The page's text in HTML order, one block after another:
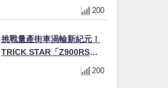
YECVT三段降檔×YZF-R設計
×15PS，最接近超跑的155cc
200
挑戰量產街車渦輪新紀元！
TRICK STAR「Z900RS
TURBO Project」直指超越
Ducati Superleggera性能
200